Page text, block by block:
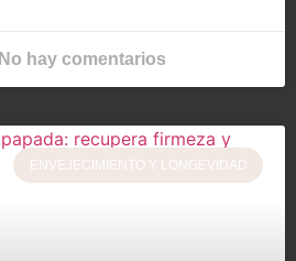
No hay comentarios
ENVEJECIMIENTO Y LONGEVIDAD